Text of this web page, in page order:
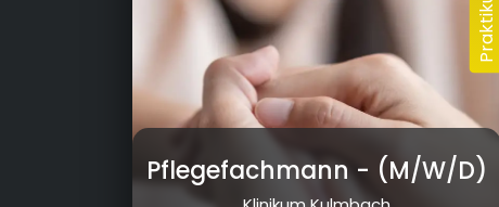
Pflegefachmann- (M/W/D)